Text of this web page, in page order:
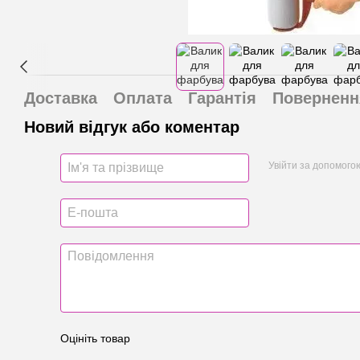
Доставка Оплата Гарантія
Новий відгук або коментар
Увійти за
Оцініть товар